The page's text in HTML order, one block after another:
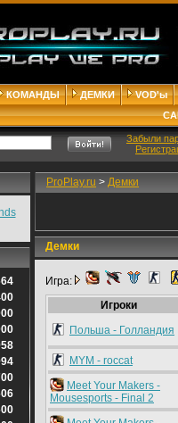
КОМАНДЫ ДЕМКИ
VOD'ы
Забыли
ProPlay.ru > Демки
Демки
Игра:
Игроки
Польша - Голландия
MYM - roccat
Meet Your Makers -
Mousesports - Final 2